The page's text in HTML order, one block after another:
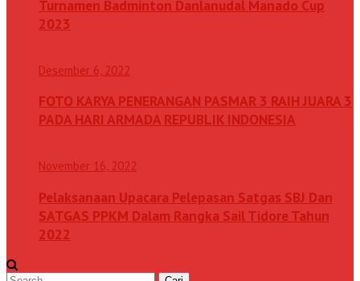
Turnamen Badminton Danlanudal Manado Cup
2023
Desember 6, 2022
FOTO KARYA PENERANGAN PASMAR 3 RAIH JUARA 3
PADA HARI ARMADA REPUBLIK INDONESIA
November 16, 2022
Pelaksanaan Upacara Pelepasan Satgas SBJ Dan
SATGAS PPKM Dalam Rangka Sail Tidore Tahun
2022